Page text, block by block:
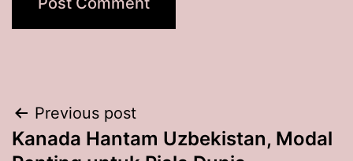
Post
navigation
Previous post
Kanada Hantam Uzbekistan, Modal